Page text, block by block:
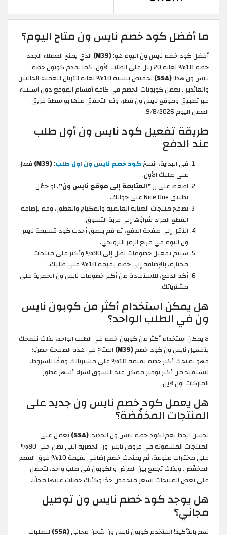
ما أفضل كود خصم نايس ون متاح اليوم؟
أفضل كود خصم نايس ون اليوم هو:(M39)
الذي يمنح العملاء الجدد
خصم 10% لغاية 20 ريال على الطلب الأول. كما يقدم كوبون خصم
نايس ون هذا:(SSA)
تخفيض بنسبة 10% لغاية 13ريال للعملاء الحاليين
والعائدين. تعمل كوبونات الخصم في كافة أقسام الموقع دون استثناء
عبر تطبيق وموقع نايس ون قطر، وتم التحقق منها بواسطة فريق
العمل اليوم 9/8/2026.
طريقة تفعيل كود نايس ون أول طلب
عند الدفع
في البداية، انسخ كود خصم نايس ون اول طلب:
(M39)
فعال
على طلبك الأول.
اضغط على زر"المتابعة إلى موقع نايس ون"، او حمّل
تطبيق Nice One على جوالك.
تصفح منتجات العناية العالمية والمكياج والعطور، وقم بإضافة
القطع المراد شراؤها إلى عربة التسوق.
انتقل إلى صفحة الدفع، ثم قم بلصق أحدث كود قسيمة نايس
ون اليوم في مربع الرمز الترويجي.
سيتم تفعيل خصومات تصل إلى 80% وأكثر على منتجات
مختارة، بالإضافة إلى خصم بقيمة 10% على طلبك.
أكد الدفع، للاستفادة من أكبر خصومات نايس ون الحصرية على
مشترياتك.
هل يمكن استخدام أكثر من كوبون نايس
ون في الطلب الواحد؟
لا يمكن استخدام أكثر من كوبون خصم في الطلب الواحد، لذلك ننصحك
بتفعيل نايس ون كود خصم(M39)
المتاح في هذه الصفحة حصريًا؛
فهو يمنحك أكبر خصم بقيمة 10% على مشترياتك وفقًا للشروط،
لتستفيد من أكبر توفير ممكن عند التسوق لشراء أشهر عطور
الماركات اون لاين.
هل يعمل كود خصم نايس ون جديد على
المنتجات المخفّضة؟
لحسن الحظ نعم! كود خصم نايس ون الجديد:(SSA)
يعمل على
المنتجات المشمولة في عروض نايس ون الحصرية التي تصل حتى 80%
على مختارات منوعة، ثم يمنحك خصم إضافي بقيمة 10% فوق السعر
المخفّض. وبذلك تجمع بين العرض والكوبون في طلب واحد، لتحصل
على بعض المنتجات بسعر منخفض جدًا وكأنك حصلت عليها مجانًا.
هل يوجد كود خصم نايس ون توصيل
مجاني؟
نعم بالتأكيد! استخدم كوبون نايس ون شحن مجاني(SSA) للطلبات